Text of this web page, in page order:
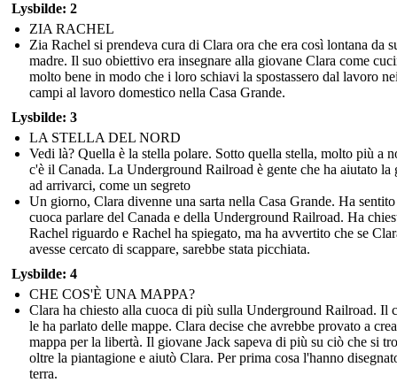
Lysbilde: 2
ZIA RACHEL
Zia Rachel si prendeva cura di Clara ora che era così lontana da
madre. Il suo obiettivo era insegnare alla giovane Clara come
molto bene in modo che i loro schiavi la spostassero dal lavoro
campi al lavoro domestico nella Casa Grande.
Lysbilde: 3
LA STELLA DEL NORD
Vedi là? Quella è la stella polare. Sotto quella stella, molto più a
c'è il Canada. La Underground Railroad è gente che ha aiutato la
ad arrivarci, come un segreto
Un giorno, Clara divenne una sarta nella Casa Grande. Ha
cuoca parlare del Canada e della Underground Railroad. Ha
Rachel riguardo e Rachel ha spiegato, ma ha avvertito che se
avesse cercato di scappare, sarebbe stata picchiata.
Lysbilde: 4
CHE COS'È UNA MAPPA?
Clara ha chiesto alla cuoca di più sulla Underground Railroad. Il
le ha parlato delle mappe. Clara decise che avrebbe provato a
mappa per la libertà. Il giovane Jack sapeva di più su ciò che si
oltre la piantagione e aiutò Clara. Per prima cosa l'hanno
terra.